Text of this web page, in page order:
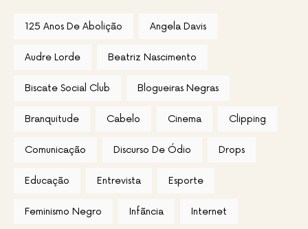
125 Anos De Abolição Angela Davis
Audre Lorde Beatriz Nascimento
Biscate Social Club Blogueiras Negras
Branquitude Cabelo Cinema Clipping
Comunicação Discurso De Ódio Drops
Educação Entrevista Esporte
Feminismo Negro Infãncia Internet